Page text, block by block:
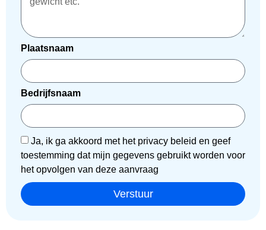
Plaatsnaam
Bedrijfsnaam
Ja, ik ga akkoord met het privacy beleid en geef
toestemming dat mijn gegevens gebruikt worden voor
het opvolgen van deze aanvraag
Verstuur